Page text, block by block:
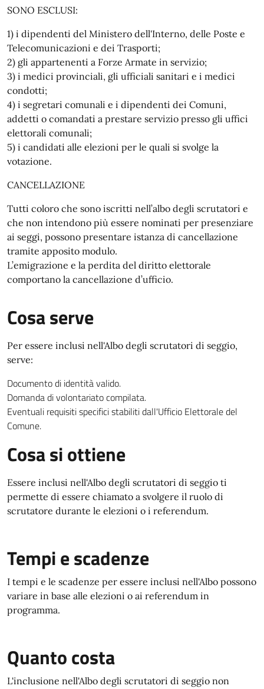
SONO ESCLUSI:
1) i dipendenti del Ministero dell'Interno, delle Poste e
Telecomunicazioni e dei Trasporti;
2) gli appartenenti a Forze Armate in servizio;
3) i medici provinciali, gli ufficiali sanitari e i medici
condotti;
4) i segretari comunali e i dipendenti dei Comuni,
addetti o comandati a prestare servizio presso gli uffici
elettorali comunali;
5) i candidati alle elezioni per le quali si svolge la
votazione.
CANCELLAZIONE
Tutti coloro che sono iscritti nell’albo degli scrutatori e
che non intendono più essere nominati per presenziare
ai seggi, possono presentare istanza di cancellazione
tramite apposito modulo.
L’emigrazione e la perdita del diritto elettorale
comportano la cancellazione d’ufficio.
Cosa serve
Per essere inclusi nell'Albo degli scrutatori di seggio,
serve:
Documento di identità valido.
Domanda di volontariato compilata.
Eventuali requisiti specifici stabiliti dall'Ufficio Elettorale del
Comune.
Cosa si ottiene
Essere inclusi nell'Albo degli scrutatori di seggio ti
permette di essere chiamato a svolgere il ruolo di
scrutatore durante le elezioni o i referendum.
Tempi e scadenze
I tempi e le scadenze per essere inclusi nell'Albo possono
variare in base alle elezioni o ai referendum in
programma.
Quanto costa
L'inclusione nell'Albo degli scrutatori di seggio non